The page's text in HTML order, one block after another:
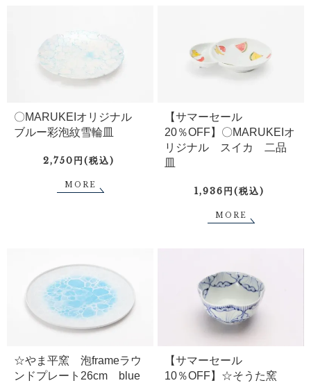
〇MARUKEIオリジナル
ブルー彩泡紋雪輪皿
2,750円(税込)
MORE
【サマーセール
20％OFF】〇MARUKEIオ
リジナル スイカ 二品
皿
1,936円(税込)
MORE
☆やま平窯 泡frameラウ
ンドプレート26cm blue
【サマーセール
10％OFF】☆そうた窯